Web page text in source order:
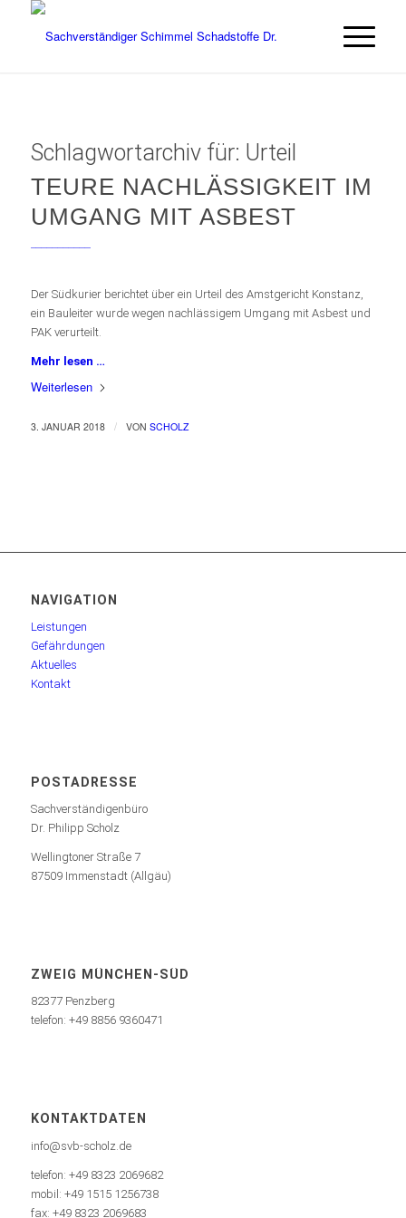
Schlagwortarchiv für: Urteil
TEURE NACHLÄSSIGKEIT IM
UMGANG MIT ASBEST
Der Südkurier berichtet über ein Urteil des Amstgericht Konstanz,
ein Bauleiter wurde wegen nachlässigem Umgang mit Asbest und
PAK verurteilt.
Mehr lesen …
Weiterlesen
3. JANUAR 2018 / VON SCHOLZ
NAVIGATION
Leistungen
Gefährdungen
Aktuelles
Kontakt
POSTADRESSE
Sachverständigenbüro
Dr. Philipp Scholz
Wellingtoner Straße 7
87509 Immenstadt (Allgäu)
ZWEIG MÜNCHEN-SÜD
82377 Penzberg
telefon: +49 8856 9360471
KONTAKTDATEN
info@svb-scholz.de
telefon: +49 8323 2069682
mobil: +49 1515 1256738
fax: +49 8323 2069683